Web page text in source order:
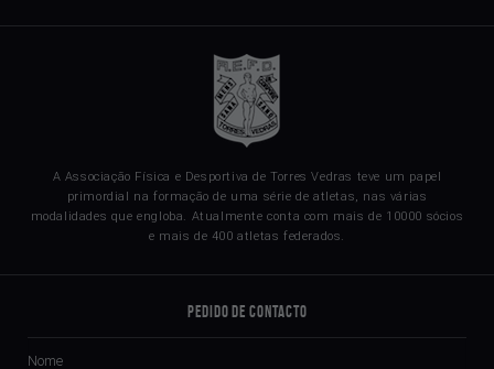
A Associação Física e Desportiva de Torres Vedras teve um papel
primordial na formação de uma série de atletas, nas várias
modalidades que engloba. Atualmente conta com mais de 10000 sócios
e mais de 400 atletas federados.
Pedido de Contacto